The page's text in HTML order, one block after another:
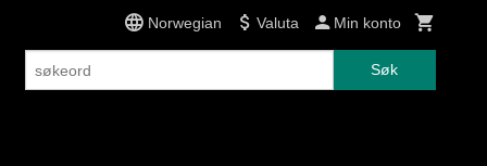
Norwegian Valuta Min konto
Søk